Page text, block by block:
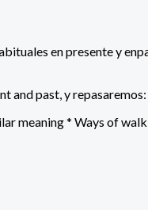
en presente y
and past, y
meaning * Ways of